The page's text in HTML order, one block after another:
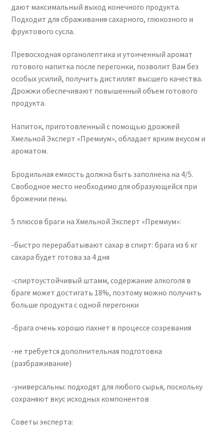
дают максимальный выход конечного продукта.
Подходит для сбраживания сахарного, глюкозного и
фруктового сусла.
Превосходная органолептика и утонченный аромат
готового напитка после перегонки, позволит Вам без
особых усилий, получить дистиллят высшего качества.
Дрожжи обеспечивают повышенный объем готового
продукта.
Напиток, приготовленный с помощью дрожжей
Хмельной Эксперт «Премиум», обладает ярким вкусом и
ароматом.
Бродильная емкость должна быть заполнена на 4/5.
Свободное место необходимо для образующейся при
брожении пены.
5 плюсов браги на Хмельной Эксперт «Премиум»:
-быстро перерабатывают сахар в спирт: брага из 6 кг
сахара будет готова за 4 дня
-спиртоустойчивый штамм, содержание алкоголя в
браге может достигать 18%, поэтому можно получить
больше продукта с одной перегонки
-брага очень хорошо пахнет в процессе созревания
-не требуется дополнительная подготовка
(разбраживание)
-универсальны: подходят для любого сырья, поскольку
сохраняют вкус исходных компонентов
Советы эксперта: